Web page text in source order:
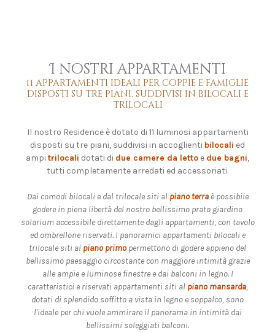
I nostri appartamenti
11 appartamenti ideali per coppie e famiglie
disposti su tre piani, suddivisi in bilocali e
trilocali
Il nostro Residence è dotato di 11 luminosi appartamenti
disposti su tre piani, suddivisi in accoglienti bilocali ed
ampi trilocali dotati di due camere da letto e due bagni,
tutti completamente arredati ed accessoriati.
Dai comodi bilocali e dal trilocale siti al piano terraè possibile
godere in piena libertà del nostro bellissimo prato giardino
solarium accessibile direttamente dagli appartamenti, con tavolo
ed ombrellone riservati. I panoramici appartamenti bilocali e
trilocale siti al piano primopermettono di godere appieno del
bellissimo paesaggio circostante con maggiore intimità grazie
alle ampie e luminose finestre e dai balconi in legno. I
caratteristici e riservati appartamenti siti al piano mansarda,
dotati di splendido soffitto a vista in legno e soppalco, sono
l'ideale per chi vuole ammirare il panorama in intimità dai
bellissimi soleggiati balconi.